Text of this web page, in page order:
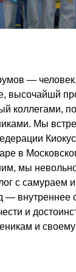
—
высочайшй
коллегами,
Мы
в
мы
с самураем
— внутреннее
и
и своему